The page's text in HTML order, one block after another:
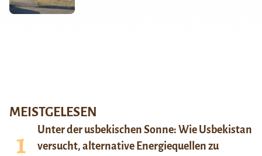
MEISTGELESEN
Unter der usbekischen Sonne: Wie Usbekistan
versucht, alternative Energiequellen zu